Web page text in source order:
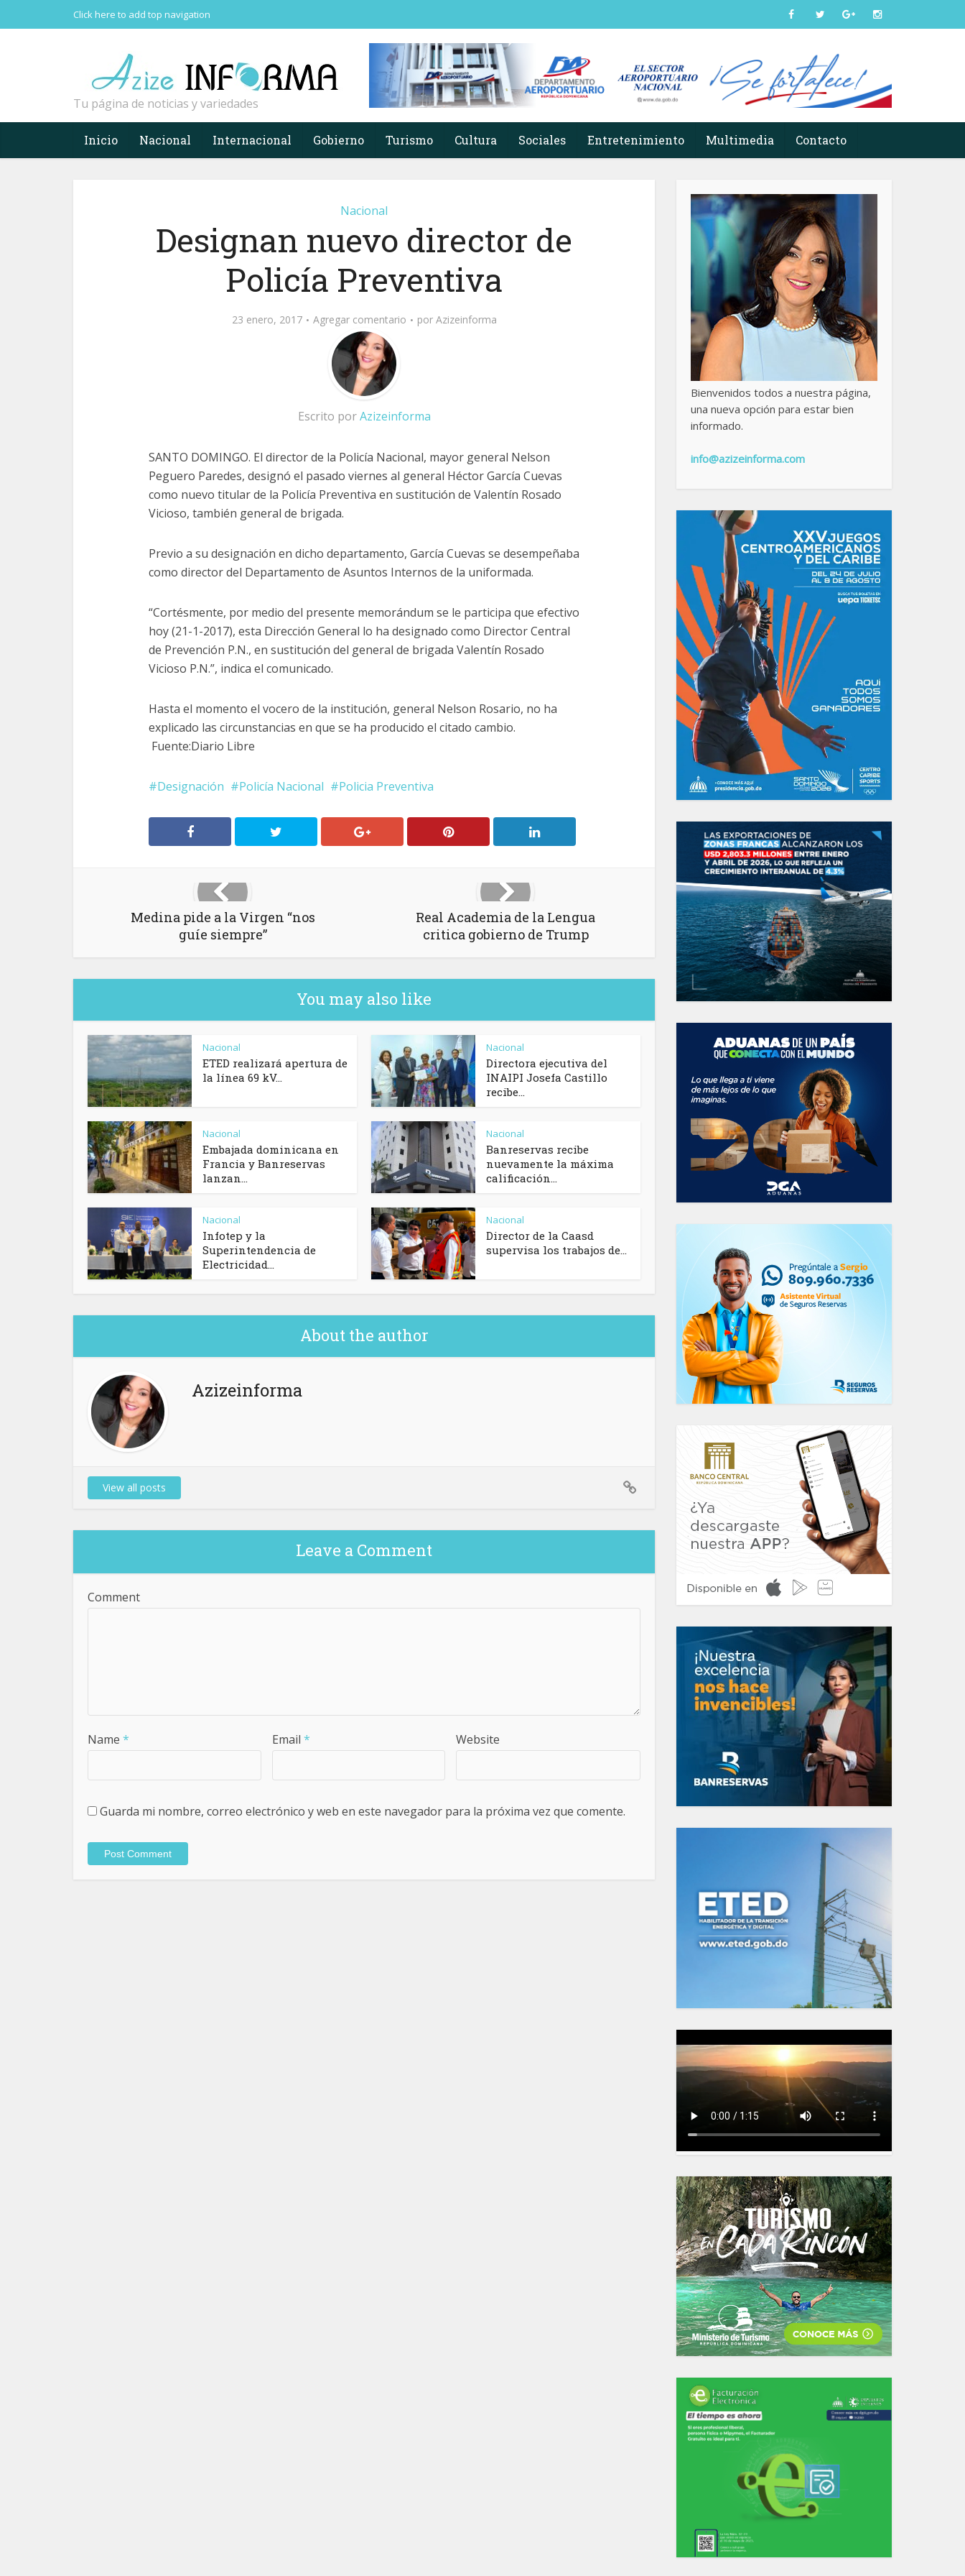
Click here to add top navigation
Tu página de noticias y variedades
Inicio Nacional Internacional Gobierno Turismo Cultura Sociales Entretenimiento Multimedia Contacto
Nacional
Designan nuevo director de
Policía Preventiva
23 enero, 2017 Agregar comentario por Azizeinforma
Escrito porAzizeinforma
SANTO DOMINGO. El director de la Policía Nacional, mayor general Nelson
Peguero Paredes, designó el pasado viernes al general Héctor García Cuevas
como nuevo titular de la Policía Preventiva en sustitución de Valentín Rosado
Vicioso, también general de brigada.
Previo a su designación en dicho departamento, García Cuevas se desempeñaba
como director del Departamento de Asuntos Internos de la uniformada.
“Cortésmente, por medio del presente memorándum se le participa que efectivo
hoy (21-1-2017), esta Dirección General lo ha designado como Director Central
de Prevención P.N., en sustitución del general de brigada Valentín Rosado
Vicioso P.N.”, indica el comunicado.
Hasta el momento el vocero de la institución, general Nelson Rosario, no ha
explicado las circunstancias en que se ha producido el citado cambio.
Fuente:Diario Libre
Designación Policía Nacional Policia Preventiva
Medina pide a la Virgen “nos
guíe siempre”
Real Academia de la Lengua
critica gobierno de Trump
You may also like
Nacional
ETED realizará apertura de
la línea 69 kV...
Nacional
Directora ejecutiva del
INAIPI Josefa Castillo
recibe...
Nacional
Embajada dominicana en
Francia y Banreservas
lanzan...
Nacional
Banreservas recibe
nuevamente la máxima
calificación...
Nacional
Infotep y la
Superintendencia de
Electricidad...
Nacional
Director de la Caasd
supervisa los trabajos de...
About the author
Azizeinforma
View all posts
Leave a Comment
Comment
Name * Email * Website
Guarda mi nombre, correo electrónico y web en este navegador para la próxima vez que comente.
Bienvenidos todos a nuestra página,
una nueva opción para estar bien
informado.
info@azizeinforma.com